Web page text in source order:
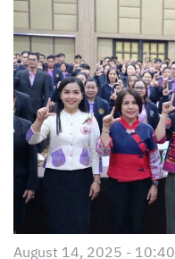
August 14, 2025 - 10:40